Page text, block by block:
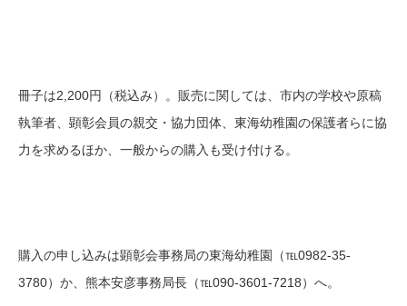
冊子は2,200円（税込み）。販売に関しては、市内の学校や原稿
執筆者、顕彰会員の親交・協力団体、東海幼稚園の保護者らに協
力を求めるほか、一般からの購入も受け付ける。
購入の申し込みは顕彰会事務局の東海幼稚園（℡0982-35-
3780）か、熊本安彦事務局長（℡090-3601-7218）へ。